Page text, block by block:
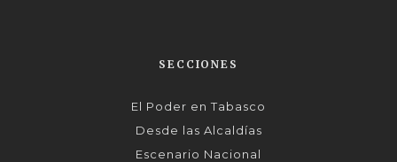
SECCIONES
El Poder en Tabasco
Desde las Alcaldías
Escenario Nacional